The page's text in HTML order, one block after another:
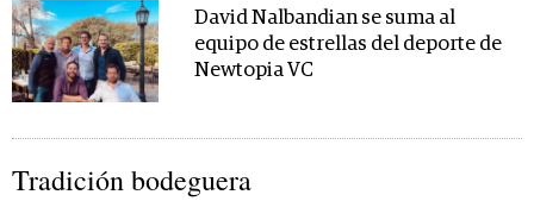
David Nalbandian se suma al
equipo de estrellas del deporte de
Newtopia VC
Tradición bodeguera